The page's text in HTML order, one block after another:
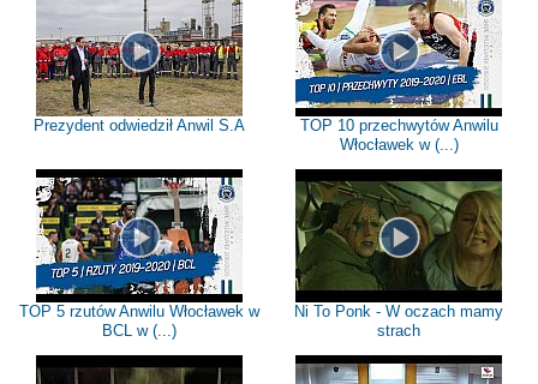
Prezydent odwiedził Anwil S.A
TOP 10 przechwytów Anwilu
Włocławek w (...)
TOP 5 rzutów Anwilu Włocławek w
BCL w (...)
Ni To Ponk - W oczach mamy
strach